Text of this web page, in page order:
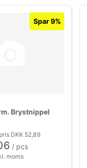
Spar 9%
Brystnippel
DKK 52,89
/ pcs
moms